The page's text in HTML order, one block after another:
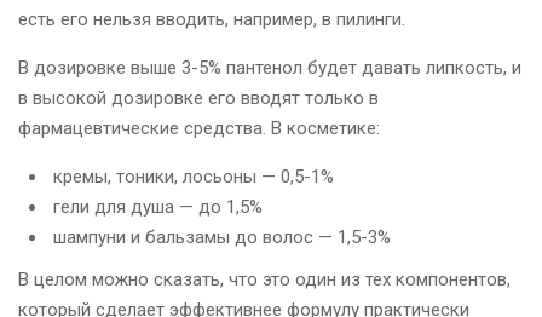
есть его нельзя вводить, например, в пилинги.
В дозировке выше 3-5% пантенол будет давать липкость, и
в высокой дозировке его вводят только в
фармацевтические средства. В косметике:
кремы, тоники, лосьоны — 0,5-1%
гели для душа — до 1,5%
шампуни и бальзамы до волос — 1,5-3%
В целом можно сказать, что это один из тех компонентов,
который сделает эффективнее формулу практически